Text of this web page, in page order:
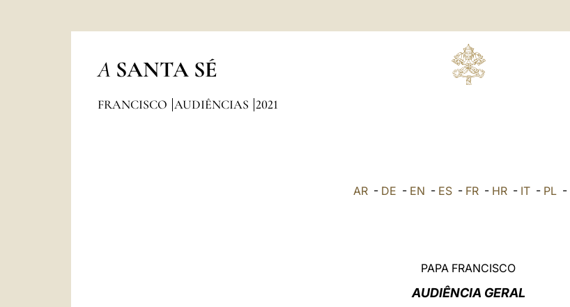
A SANTA SÉ
FRANCISCO AUDIÊNCIAS 2021
AR- DE - EN - ES- FR- HR- IT- PL-
PAPA FRANCISCO
AUDIÊNCIA GERAL